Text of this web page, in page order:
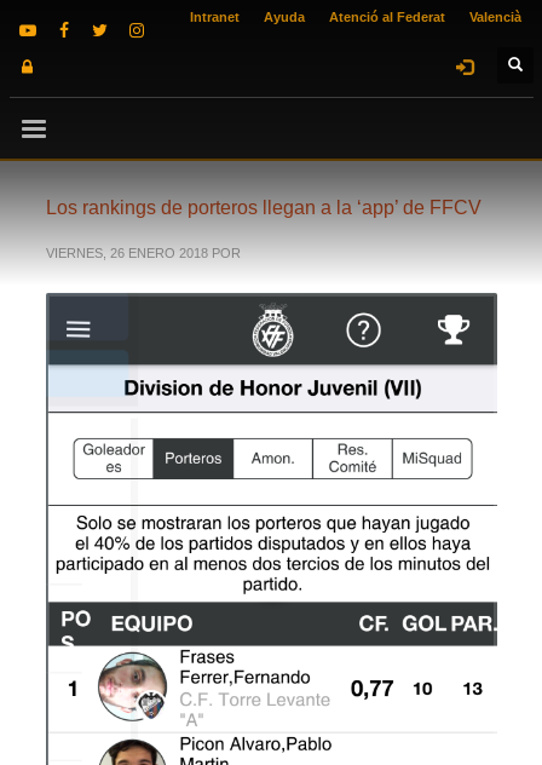
Intranet Ayuda Atenció al Federat Valencià
Los rankings de porteros llegan a la ‘app’ de FFCV
VIERNES, 26 ENERO 2018 POR